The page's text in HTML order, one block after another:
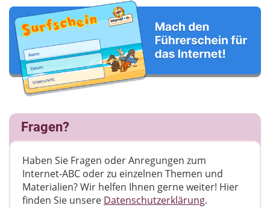
Fragen?
Haben Sie Fragen oder Anregungen zum
Internet-ABC oder zu einzelnen Themen und
Materialien? Wir helfen Ihnen gerne weiter! ​Hier
finden Sie unsere Datenschutzerklärung.